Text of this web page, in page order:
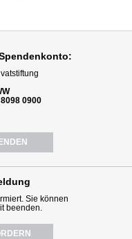
0900
Sie können
beenden.